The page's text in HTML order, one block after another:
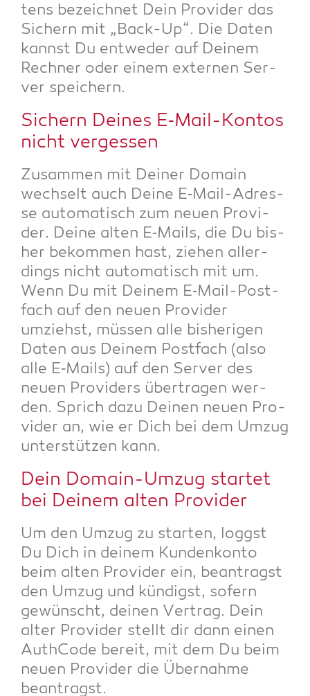
tens bezeich­net Dein Pro­vi­der das
Sichern mit „Back-Up“. Die Daten
kannst Du ent­we­der auf Dei­nem
Rech­ner oder einem exter­nen Ser­
ver speichern.
Sichern Dei­nes E‑Mail-Kon­tos
nicht vergessen
Zusam­men mit Dei­ner Domain
wech­selt auch Dei­ne E‑Mail-Adres­
se auto­ma­tisch zum neu­en Pro­vi­
der. Dei­ne alten E‑Mails, die Du bis­
her bekom­men hast, zie­hen aller­
dings nicht auto­ma­tisch mit um.
Wenn Du mit Dei­nem E‑Mail-Post­
fach auf den neu­en Pro­vi­der
umziehst, müs­sen alle bis­he­ri­gen
Daten aus Dei­nem Post­fach (also
alle E‑Mails) auf den Ser­ver des
neu­en Pro­vi­ders über­tra­gen wer­
den. Sprich dazu Dei­nen neu­en Pro­
vi­der an, wie er Dich bei dem Umzug
unter­stüt­zen kann.
Dein Domain-Umzug star­tet
bei Dei­nem alten Provider
Um den Umzug zu star­ten, loggst
Du Dich in dei­nem Kun­den­kon­to
beim alten Pro­vi­der ein, bean­tragst
den Umzug und kün­digst, sofern
gewünscht, dei­nen Ver­trag. Dein
alter Pro­vi­der stellt dir dann einen
Auth­Code bereit, mit dem Du beim
neu­en Pro­vi­der die Über­nah­me
beantragst.